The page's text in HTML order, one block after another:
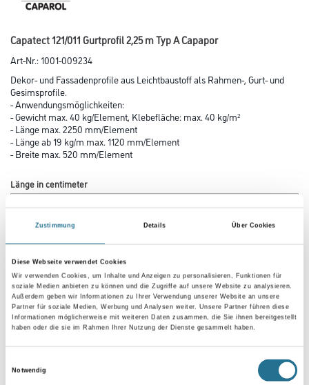
Zustimmung Details Über Cookies
Diese Webseite verwendet Cookies
Wir verwenden Cookies, um Inhalte und Anzeigen zu personalisieren, Funktionen für
soziale Medien anbieten zu können und die Zugriffe auf unsere Website zu analysieren.
Außerdem geben wir Informationen zu Ihrer Verwendung unserer Website an unsere
Partner für soziale Medien, Werbung und Analysen weiter. Unsere Partner führen diese
Informationen möglicherweise mit weiteren Daten zusammen, die Sie ihnen bereitgestellt
haben oder die sie im Rahmen Ihrer Nutzung der Dienste gesammelt haben.
Notwendig
Capatect 121/011 Gurtprofil 2,25 m Typ A Capapor
Art-Nr.:1001-009234
Dekor- und Fassadenprofile aus Leichtbaustoff als Rahmen-, Gurt- und
Gesimsprofile.
- Anwendungsmöglichkeiten:
- Gewicht max. 40 kg/Element, Klebefläche: max. 40 kg/m²
- Länge max. 2250 mm/Element
- Länge ab 19 kg/m max. 1120 mm/Element
- Breite max. 520 mm/Element
Länge in centimeter
Variante